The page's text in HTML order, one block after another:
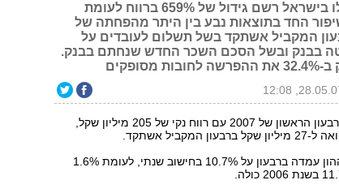
הבנק השלישי בגודלו בישראל רשם גידול של 659% ברווח לעומת
החד בתוצאות נבע בין היתר מהפחתה של
המקביל אשתקד בשל תשלום לעובדים על
בבנק ובשל הסכם השכר החדש שנחתם בבנק.
בנק דיסקונט סיים את הרבעון הראשון של 2007 עם רווח נקי של 205 מיליון שקל,
שיעור התשואה נטו על ההון עמדה ברבעון על 10.7% בחישוב שנתי, לעומת 1.6%